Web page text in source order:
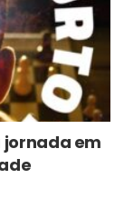
jornada em